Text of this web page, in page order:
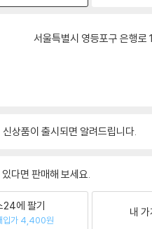
서울특별시 영등포구 은행로
상품이 출시되면 알려드립니다.
다면 판매해 보세요.
24에 팔기
입가 4,400원
내